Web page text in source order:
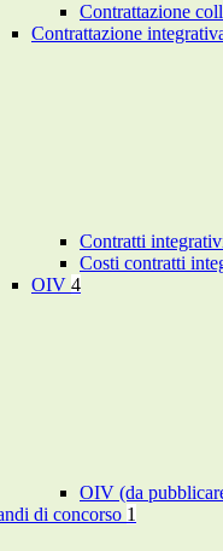
Contrattazione
Contrattazione
Contratti
Costi contratti
OIV 4
OIV (da
di concorso 1